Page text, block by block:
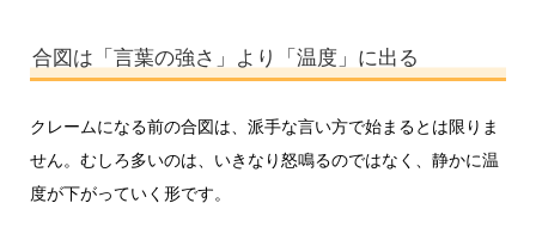
合図は「言葉の強さ」より「温度」に出る
クレームになる前の合図は、派手な言い方で始まるとは限りま
せん。むしろ多いのは、いきなり怒鳴るのではなく、静かに温
度が下がっていく形です。